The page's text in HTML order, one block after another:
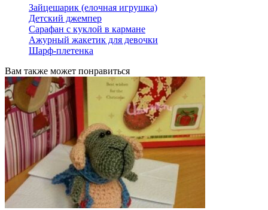
Зайцешарик (елочная игрушка)
Детский джемпер
Сарафан с куклой в кармане
Ажурный жакетик для девочки
Шарф-плетенка
Вам также может понравиться